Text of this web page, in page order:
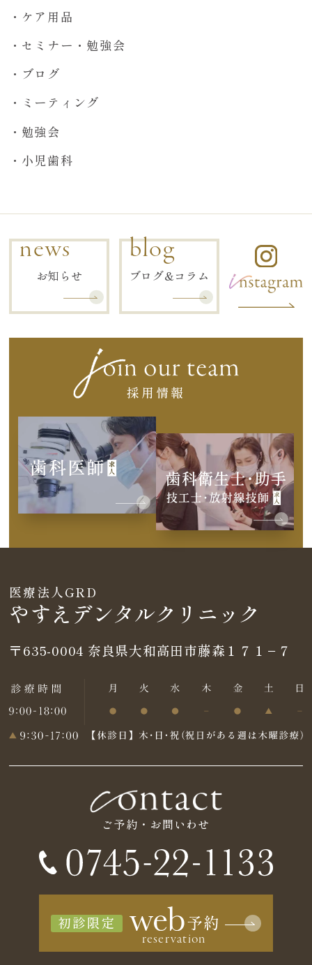
ケア用品
セミナー・勉強会
ブログ
ミーティング
勉強会
小児歯科
news
お知らせ
blog
ブログ&コラム
採用情報
医療法人GRD
やすえデンタルクリニック
〒635-0004 奈良県大和高田市藤森１７１−７
ご予約・お問いわせ
初診限定